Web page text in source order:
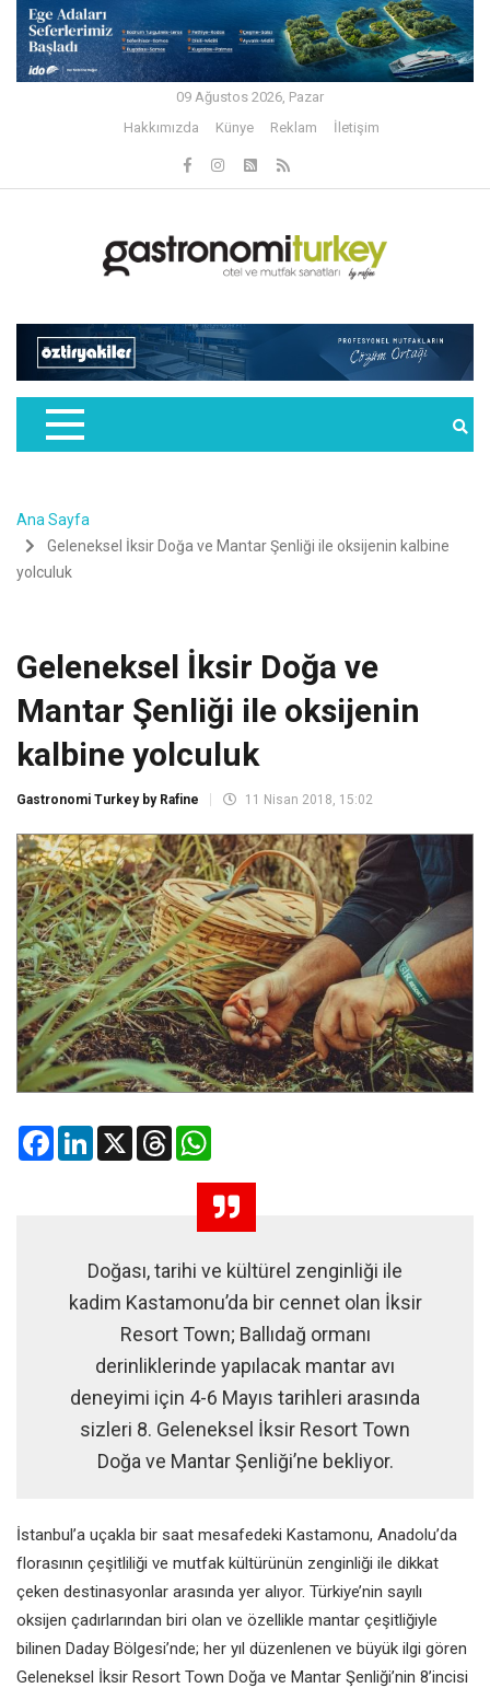
09 Ağustos 2026, Pazar
Hakkımızda
Künye Reklam İletişim
Ana Sayfa
Geleneksel İksir Doğa ve Mantar Şenliği ile oksijenin kalbine
yolculuk
Geleneksel İksir Doğa ve
Mantar Şenliği ile oksijenin
kalbine yolculuk
Gastronomi Turkey by Rafine 11 Nisan 2018, 15:02
FacebookLinkedIn
X Threads
Doğası, tarihi ve kültürel zenginliği ile
kadim Kastamonu’da bir cennet olan İksir
Resort Town; Ballıdağ ormanı
derinliklerinde yapılacak mantar avı
deneyimi için 4-6 Mayıs tarihleri arasında
sizleri 8. Geleneksel İksir Resort Town
Doğa ve Mantar Şenliği’ne bekliyor.
İstanbul’a uçakla bir saat mesafedeki Kastamonu, Anadolu’da
florasının çeşitliliği ve mutfak kültürünün zenginliği ile dikkat
çeken destinasyonlar arasında yer alıyor. Türkiye’nin sayılı
oksijen çadırlarından biri olan ve özellikle mantar çeşitliğiyle
bilinen Daday Bölgesi’nde; her yıl düzenlenen ve büyük ilgi gören
Geleneksel İksir Resort Town Doğa ve Mantar Şenliği’nin 8’incisi